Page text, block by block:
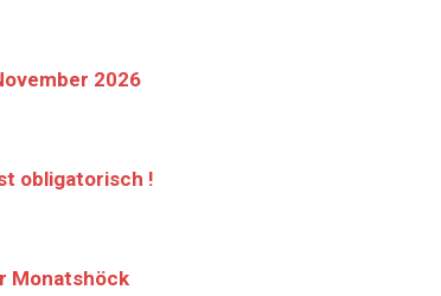
2026
obligatorisch !
Monatshöck